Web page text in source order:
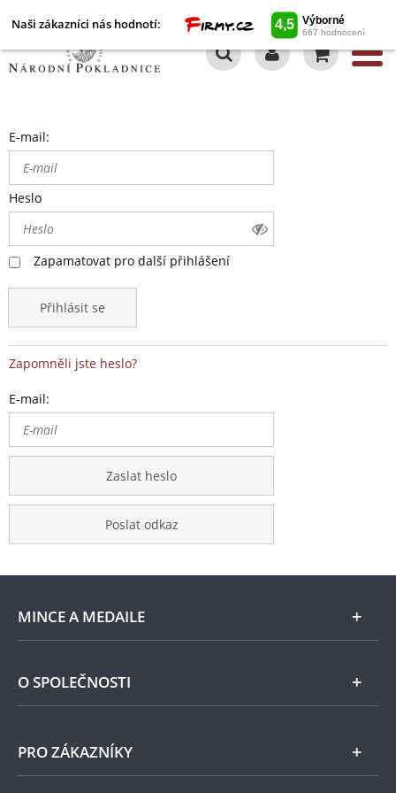
Naši zákazníci nás hodnotí:
E-mail:
Heslo
Zapamatovat pro další přihlášení
Přihlásit se
Zapomněli jste heslo?
E-mail:
Zaslat heslo
Poslat odkaz
MINCE A MEDAILE
E-shop
Stříbro
O SPOLEČNOSTI
Národní Pokladnice
PRO ZÁKAZNÍKY